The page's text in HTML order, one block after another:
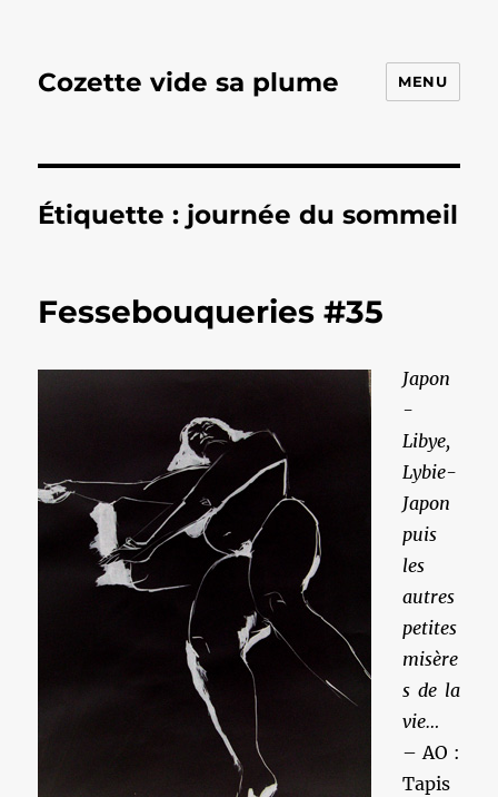
Cozette vide sa plume MENU
Étiquette : journée du sommeil
Fessebouqueries #35
Japon
-
Libye,
Lybie-
Japon
puis
les
autres
petites
misère
s de la
vie…
– AO :
Tapis